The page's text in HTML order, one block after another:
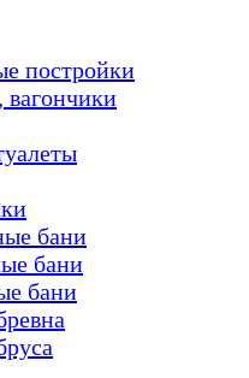
постройки
вагончики
бани
бани
бани